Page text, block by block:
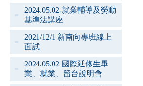
2024.05.02-就業輔導及勞動
基準法講座
2021/12/1 新南向專班線上
面試
2024.05.02-國際延修生畢
業、就業、留台說明會